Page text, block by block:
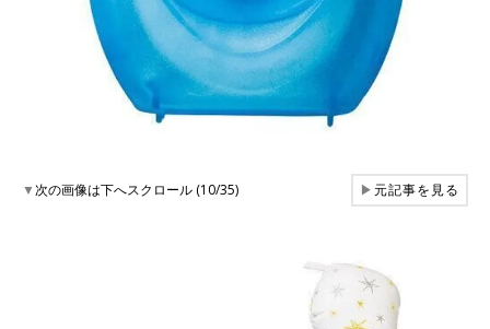
▼次の画像は下へスクロール (10/35) ▶元記事を見る